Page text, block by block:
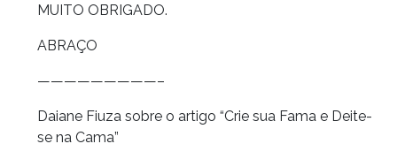
MUITO OBRIGADO.
ABRAÇO
—————————–
Daiane Fiuza sobre o artigo “Crie sua Fama e Deite-
se na Cama”